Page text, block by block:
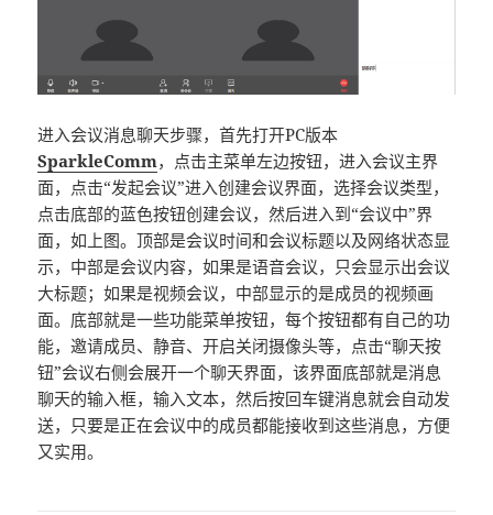
进入会议消息聊天步骤，首先打开PC版本
SparkleComm，点击主菜单左边按钮，进入会议主界
面，点击“发起会议”进入创建会议界面，选择会议类型，
点击底部的蓝色按钮创建会议，然后进入到“会议中”界
面，如上图。顶部是会议时间和会议标题以及网络状态显
示，中部是会议内容，如果是语音会议，只会显示出会议
大标题；如果是视频会议，中部显示的是成员的视频画
面。底部就是一些功能菜单按钮，每个按钮都有自己的功
能，邀请成员、静音、开启关闭摄像头等，点击“聊天按
钮”会议右侧会展开一个聊天界面，该界面底部就是消息
聊天的输入框，输入文本，然后按回车键消息就会自动发
送，只要是正在会议中的成员都能接收到这些消息，方便
又实用。